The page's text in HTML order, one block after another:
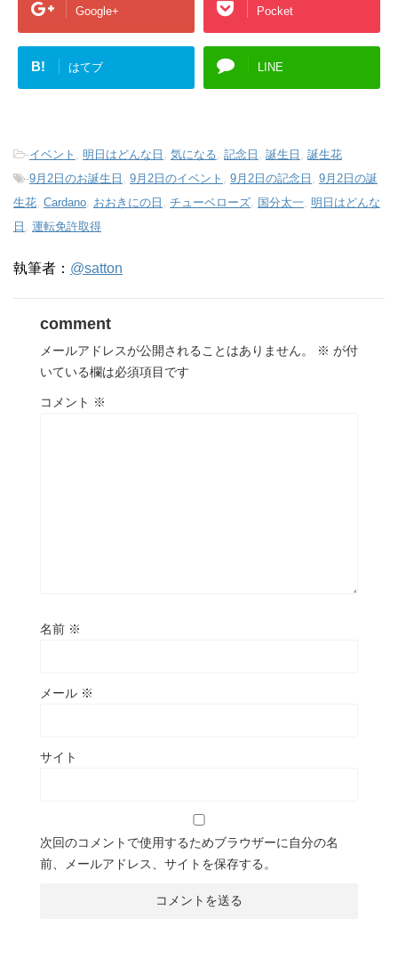
Google+ Pocket
B! はてブ LINE
-イベント 明日はどんな日 気になる 記念日 誕生日
誕生花
-9月2日のお誕生日 9月2日のイベント 9月2日の記念日
9月2日の誕
生花 Cardano おおきにの日 チューベローズ 国分太一
明日はどんな
日
運転免許取得
執筆者： @satton
comment
メールアドレスが公開されることはありません。 ※ が付
いている欄は必須項目です
コメント ※
名前 ※
メール ※
サイト
次回のコメントで使用するためブラウザーに自分の名
前、メールアドレス、サイトを保存する。